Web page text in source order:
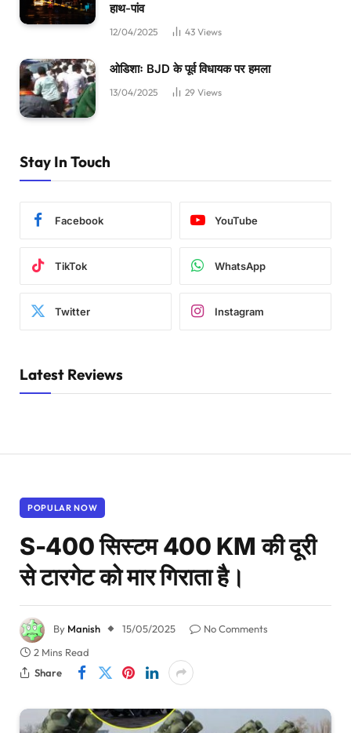
हाथ-पांव
12/04/2025 43 Views
ओडिशाः BJD के पूर्व विधायक पर हमला
13/04/2025 29 Views
Stay In Touch
Facebook YouTube
TikTok WhatsApp
Twitter Instagram
Latest Reviews
POPULAR NOW
S-400 सिस्टम 400 KM की दूरी
से टारगेट को मार गिराता है।
By Manish 15/05/2025
No Comments
2 Mins Read
Share